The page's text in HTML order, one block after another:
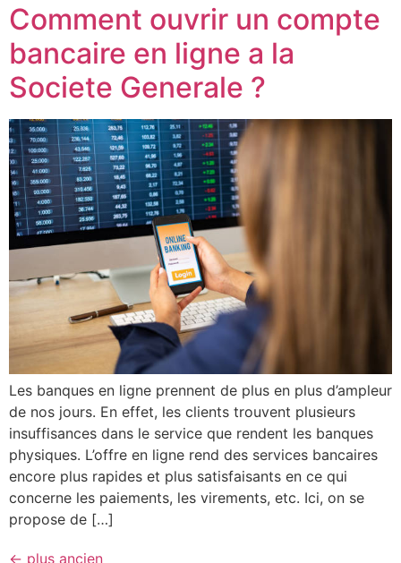
Comment ouvrir un compte
bancaire en ligne a la
Societe Generale ?
Les banques en ligne prennent de plus en plus d’ampleur
de nos jours. En effet, les clients trouvent plusieurs
insuffisances dans le service que rendent les banques
physiques. L’offre en ligne rend des services bancaires
encore plus rapides et plus satisfaisants en ce qui
concerne les paiements, les virements, etc. Ici, on se
propose de […]
← plus ancien